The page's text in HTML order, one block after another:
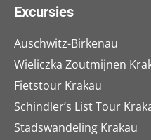
Excursies
Auschwitz-Birkenau
Wieliczka Zoutmijnen
Fietstour Krakau
Schindler’s List Tour
Stadswandeling Krakau